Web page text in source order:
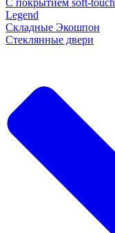
Legend
Складные Экошпон
Стеклянные двери